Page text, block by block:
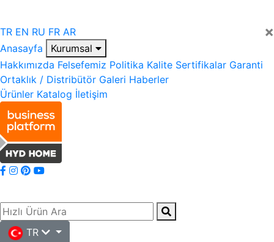
×
TR EN RU FR AR
Anasayfa
Kurumsal
Hakkımızda Felsefemiz Politika Kalite Sertifikalar Garanti
Ortaklık / Distribütör Galeri Haberler
Ürünler Katalog İletişim
TR